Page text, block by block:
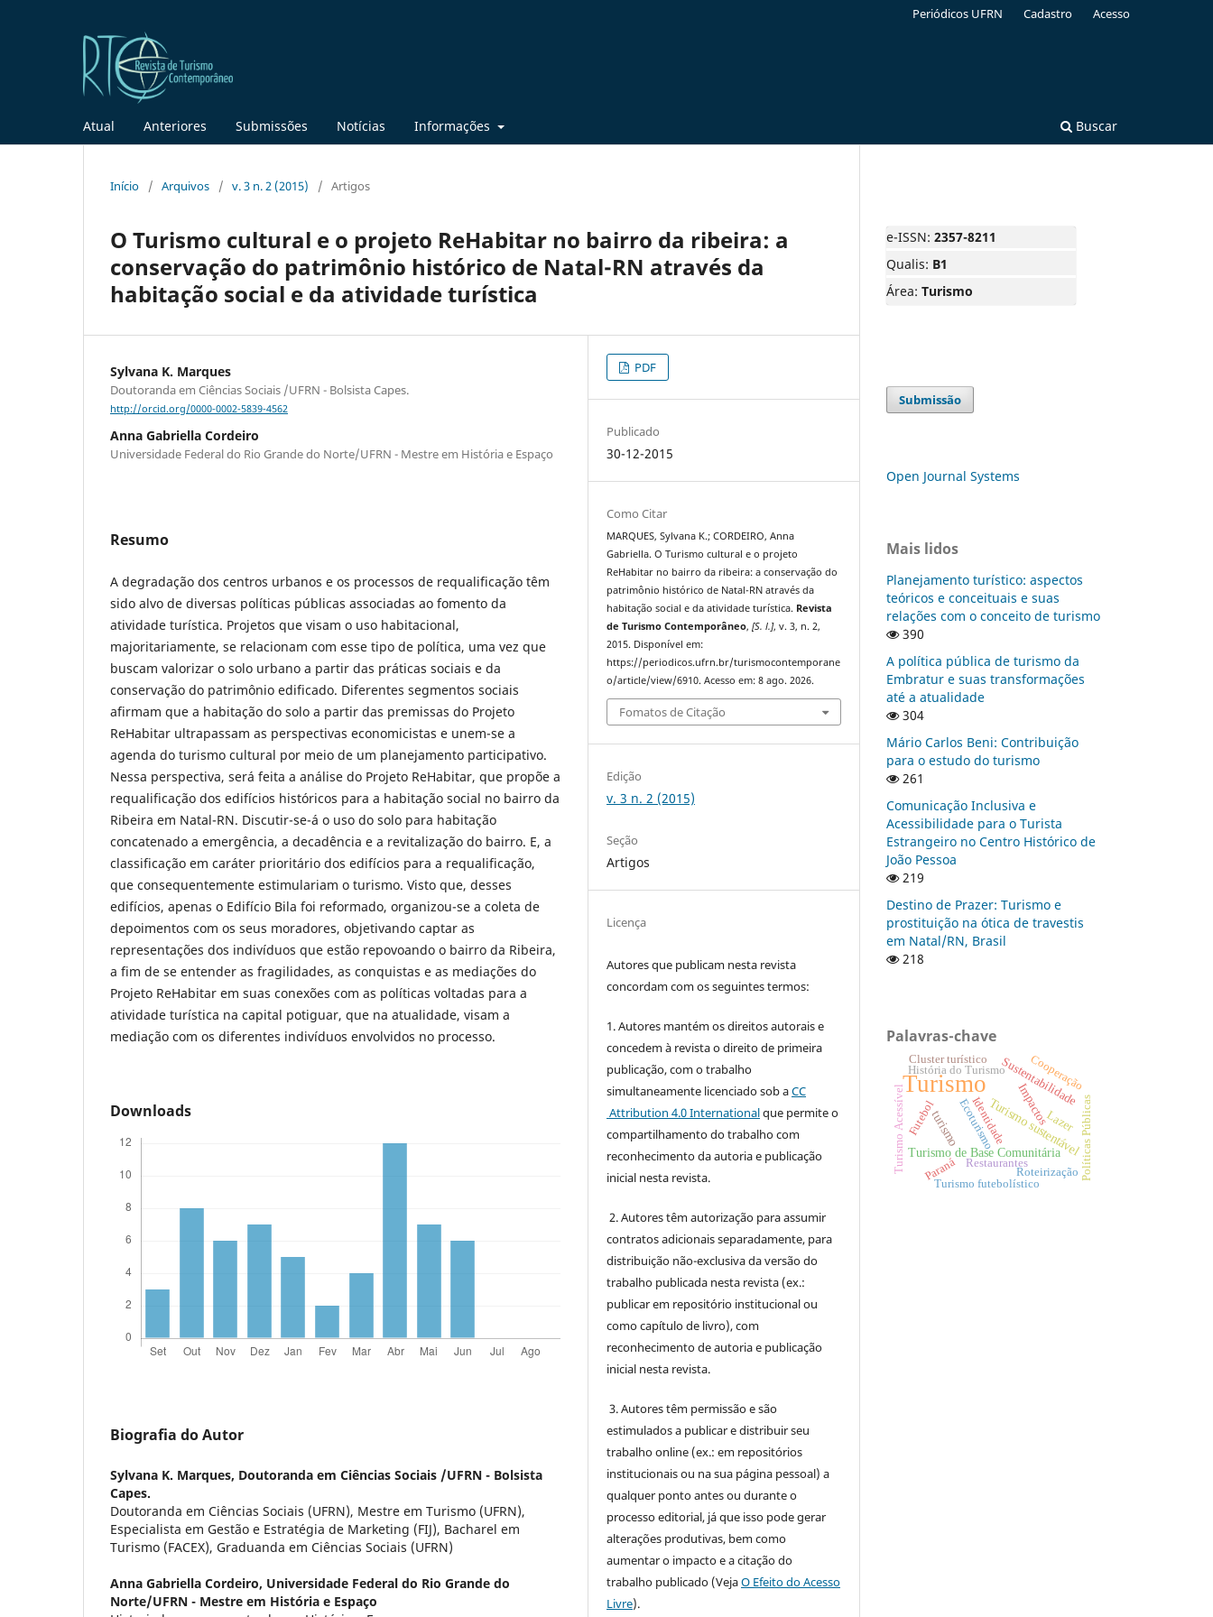
Atual Anteriores Submissões Notícias Informações Buscar
Periódicos UFRN Cadastro Acesso
Início / Arquivos / v. 3 n. 2 (2015) / Artigos
O Turismo cultural e o projeto ReHabitar no bairro da ribeira: a
conservação do patrimônio histórico de Natal-RN através da
habitação social e da atividade turística
Sylvana K. Marques
Doutoranda em Ciências Sociais /UFRN - Bolsista Capes.
http://orcid.org/0000-0002-5839-4562
Anna Gabriella Cordeiro
Universidade Federal do Rio Grande do Norte/UFRN - Mestre em História e Espaço
Resumo
A degradação dos centros urbanos e os processos de requalificação têm
sido alvo de diversas políticas públicas associadas ao fomento da
atividade turística. Projetos que visam o uso habitacional,
majoritariamente, se relacionam com esse tipo de política, uma vez que
buscam valorizar o solo urbano a partir das práticas sociais e da
conservação do patrimônio edificado. Diferentes segmentos sociais
afirmam que a habitação do solo a partir das premissas do Projeto
ReHabitar ultrapassam as perspectivas economicistas e unem-se a
agenda do turismo cultural por meio de um planejamento participativo.
Nessa perspectiva, será feita a análise do Projeto ReHabitar, que propõe a
requalificação dos edifícios históricos para a habitação social no bairro da
Ribeira em Natal-RN. Discutir-se-á o uso do solo para habitação
concatenado a emergência, a decadência e a revitalização do bairro. E, a
classificação em caráter prioritário dos edifícios para a requalificação,
que consequentemente estimulariam o turismo. Visto que, desses
edifícios, apenas o Edifício Bila foi reformado, organizou-se a coleta de
depoimentos com os seus moradores, objetivando captar as
representações dos indivíduos que estão repovoando o bairro da Ribeira,
a fim de se entender as fragilidades, as conquistas e as mediações do
Projeto ReHabitar em suas conexões com as políticas voltadas para a
atividade turística na capital potiguar, que na atualidade, visam a
mediação com os diferentes indivíduos envolvidos no processo.
Downloads
Biografia do Autor
Sylvana K. Marques, Doutoranda em Ciências Sociais /UFRN - Bolsista
Capes.
Doutoranda em Ciências Sociais (UFRN), Mestre em Turismo (UFRN),
Especialista em Gestão e Estratégia de Marketing (FIJ), Bacharel em
Turismo (FACEX), Graduanda em Ciências Sociais (UFRN)
Anna Gabriella Cordeiro, Universidade Federal do Rio Grande do
Norte/UFRN - Mestre em História e Espaço
PDF
Publicado
30-12-2015
Como Citar
MARQUES, Sylvana K.; CORDEIRO, Anna
Gabriella. O Turismo cultural e o projeto
ReHabitar no bairro da ribeira: a conservação do
patrimônio histórico de Natal-RN através da
habitação social e da atividade turística. Revista
de Turismo Contemporâneo,[S. l.], v. 3, n. 2,
2015. Disponível em:
https://periodicos.ufrn.br/turismocontemporane
o/article/view/6910. Acesso em: 8 ago. 2026.
Fomatos de Citação
Edição
v. 3 n. 2 (2015)
Seção
Artigos
Licença
Autores que publicam nesta revista
concordam com os seguintes termos:
1. Autores mantém os direitos autorais e
concedem à revista o direito de primeira
publicação, com o trabalho
simultaneamente licenciado sob aCC
Attribution 4.0 Internationalque permite o
compartilhamento do trabalho com
reconhecimento da autoria e publicação
inicial nesta revista.
2. Autores têm autorização para assumir
contratos adicionais separadamente, para
distribuição não-exclusiva da versão do
trabalho publicada nesta revista (ex.:
publicar em repositório institucional ou
como capítulo de livro), com
reconhecimento de autoria e publicação
inicial nesta revista.
3. Autores têm permissão e são
estimulados a publicar e distribuir seu
trabalho online (ex.: em repositórios
institucionais ou na sua página pessoal) a
qualquer ponto antes ou durante o
processo editorial, já que isso pode gerar
alterações produtivas, bem como
aumentar o impacto e a citação do
trabalho publicado (VejaO Efeito do Acesso
Livre).
e-ISSN: 2357-8211
Qualis: B1
Área: Turismo
Submissão
Open Journal Systems
Mais lidos
Planejamento turístico: aspectos
teóricos e conceituais e suas
relações com o conceito de turismo
390
A política pública de turismo da
Embratur e suas transformações
até a atualidade
304
Mário Carlos Beni: Contribuição
para o estudo do turismo
261
Comunicação Inclusiva e
Acessibilidade para o Turista
Estrangeiro no Centro Histórico de
João Pessoa
219
Destino de Prazer: Turismo e
prostituição na ótica de travestis
em Natal/RN, Brasil
218
Palavras-chave
Turismo
Turismo sustentável
turismo
ImpactosLazer
Sustentabilidade
Turismo de Base Comunitária
Ecoturismo
Turismo Acessível Restaurantes
Paraná Políticas Públicas
Identidade
História do Turismo
Turismo futebolístico
Futebol
Roteirização
Cooperação
Cluster turístico